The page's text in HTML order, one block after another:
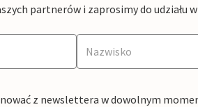
partnerów i zaprosimy do udziału
z newslettera w dowolnym